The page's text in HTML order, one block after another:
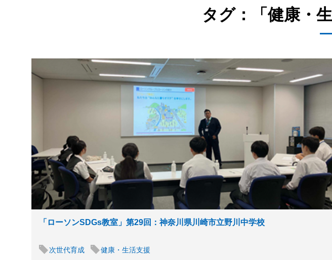
タグ：「健康・
「ローソンSDGs教室」第29回：神奈川県川崎市立野川中学校
次世代育成 健康・生活支援